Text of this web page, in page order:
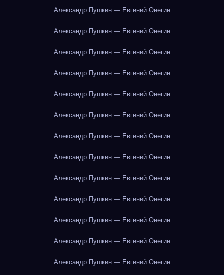
Александр Пушкин — Евгений Онегин
Александр Пушкин — Евгений Онегин
Александр Пушкин — Евгений Онегин
Александр Пушкин — Евгений Онегин
Александр Пушкин — Евгений Онегин
Александр Пушкин — Евгений Онегин
Александр Пушкин — Евгений Онегин
Александр Пушкин — Евгений Онегин
Александр Пушкин — Евгений Онегин
Александр Пушкин — Евгений Онегин
Александр Пушкин — Евгений Онегин
Александр Пушкин — Евгений Онегин
Александр Пушкин — Евгений Онегин